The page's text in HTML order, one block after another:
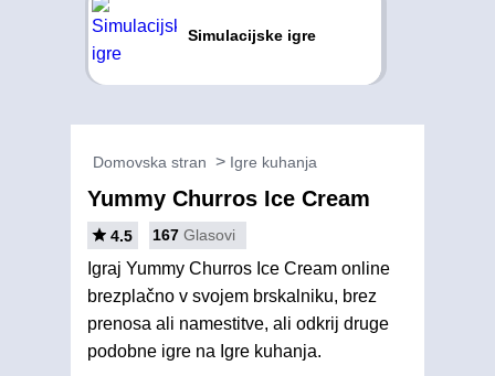
Simulacijske igre
Domovska stran Igre kuhanja
Yummy Churros Ice Cream
4.5 167 Glasovi
Igraj Yummy Churros Ice Cream online
brezplačno v svojem brskalniku, brez
prenosa ali namestitve, ali odkrij druge
podobne igre na Igre kuhanja.